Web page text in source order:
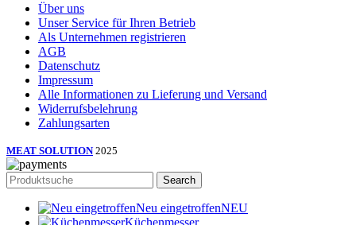
Über uns
Unser Service für Ihren Betrieb
Als Unternehmen registrieren
AGB
Datenschutz
Impressum
Alle Informationen zu Lieferung und Versand
Widerrufsbelehrung
Zahlungsarten
MEAT SOLUTION 2025
Search
Neu eingetroffenNEU
Küchenmesser